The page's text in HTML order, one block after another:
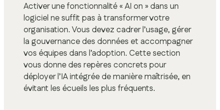
Activer une fonctionnalité « AI on » dans un
logiciel ne suffit pas à transformer votre
organisation. Vous devez cadrer l’usage, gérer
la gouvernance des données et accompagner
vos équipes dans l’adoption. Cette section
vous donne des repères concrets pour
déployer l’IA intégrée de manière maîtrisée, en
évitant les écueils les plus fréquents.